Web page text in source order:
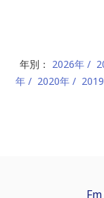
年別： 2026年
年
2020年